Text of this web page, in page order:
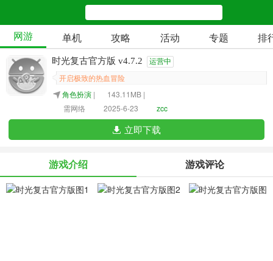
网游 单机 攻略 活动 专题 排
时光复古官方版 v4.7.2 运营中
开启极致的热血冒险
角色扮演 |
143.11MB |
需网络
2025-6-23 zcc
立即下载
游戏介绍 游戏评论